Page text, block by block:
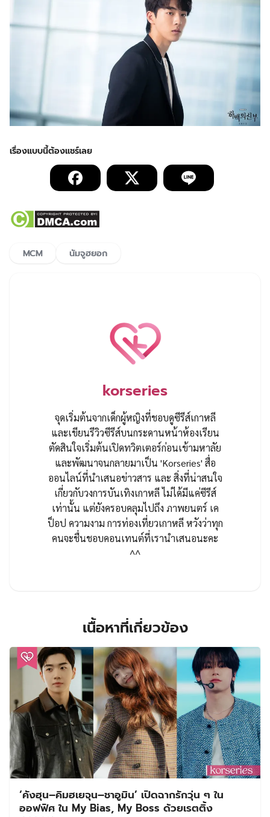
MCM นัมจูฮยอก
korseries
จุดเริ่มต้นจากเด็กผู้หญิงที่ชอบดูซีรีส์เกาหลี
และเขียนรีวิวซีรีส์บนกระดานหน้าห้องเรียน
ตัดสินใจเริ่มต้นเปิดทวิตเตอร์ก่อนเข้ามหาลัย
และพัฒนาจนกลายมาเป็น 'Korseries' สื่อ
ออนไลน์ที่นำเสนอข่าวสาร และ สิ่งที่น่าสนใจ
เกี่ยวกับวงการบันเทิงเกาหลี ไม่ได้มีแค่ซีรีส์
เท่านั้น แต่ยังครอบคลุมไปถึง ภาพยนตร์ เค
ป็อป ความงาม การท่องเที่ยวเกาหลี หวังว่าทุก
คนจะชื่นชอบคอนเทนต์ที่เรานำเสนอนะคะ
^^
เนื้อหาที่เกี่ยวข้อง
‘คังฮุน–คิมฮเยจุน–ชาอูมิน’ เปิดฉากรักวุ่น ๆ ใน
ออฟฟิศ ใน My Bias, My Boss ด้วยเรตติ้ง